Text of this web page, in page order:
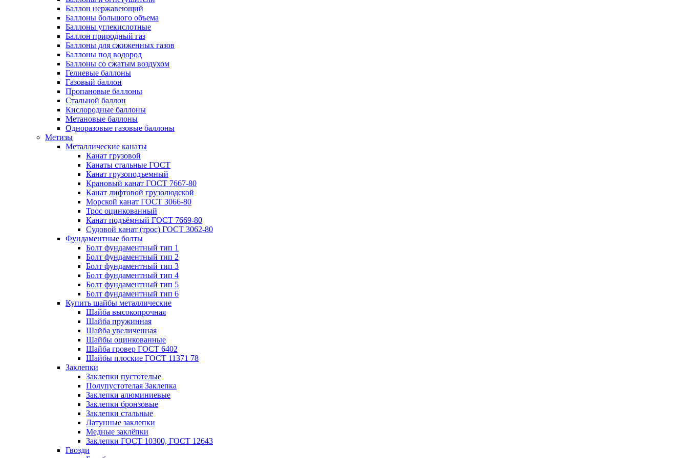
Баллон нержавеющий
Баллоны большого объема
Баллоны углекислотные
Баллон природный газ
Баллоны для сжиженных газов
Баллоны под водород
Баллоны со сжатым воздухом
Гелиевые баллоны
Газовый баллон
Пропановые баллоны
Стальной баллон
Кислородные баллоны
Метановые баллоны
Одноразовые газовые баллоны
Метизы
Металлические канаты
Канат грузовой
Канаты стальные ГОСТ
Канат грузоподъемный
Крановый канат ГОСТ 7667-80
Канат лифтовой грузолюдской
Морской канат ГОСТ 3066-80
Трос оцинкованный
Канат подъёмный ГОСТ 7669-80
Судовой канат (трос) ГОСТ 3062-80
Фундаментные болты
Болт фундаментный тип 1
Болт фундаментный тип 2
Болт фундаментный тип 3
Болт фундаментный тип 4
Болт фундаментный тип 5
Болт фундаментный тип 6
Купить шайбы металлические
Шайба высокопрочная
Шайба пружинная
Шайба увеличенная
Шайбы оцинкованные
Шайба гровер ГОСТ 6402
Шайбы плоские ГОСТ 11371 78
Заклепки
Заклепки пустотелые
Полупустотелая Заклепка
Заклепки алюминиевые
Заклепки бронзовые
Заклепки стальные
Латунные заклепки
Медные заклёпки
Заклепки ГОСТ 10300, ГОСТ 12643
Гвозди